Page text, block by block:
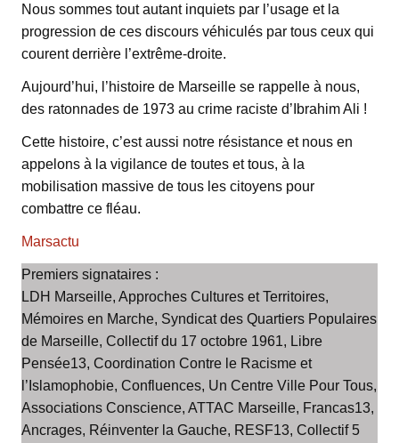
Nous sommes tout autant inquiets par l’usage et la
progression de ces discours véhiculés par tous ceux qui
courent derrière l’extrême-droite.
Aujourd’hui, l’histoire de Marseille se rappelle à nous,
des ratonnades de 1973 au crime raciste d’Ibrahim Ali !
Cette histoire, c’est aussi notre résistance et nous en
appelons à la vigilance de toutes et tous, à la
mobilisation massive de tous les citoyens pour
combattre ce fléau.
Marsactu
Premiers signataires :
LDH Marseille, Approches Cultures et Territoires,
Mémoires en Marche, Syndicat des Quartiers Populaires
de Marseille, Collectif du 17 octobre 1961, Libre
Pensée13, Coordination Contre le Racisme et
l’Islamophobie, Confluences, Un Centre Ville Pour Tous,
Associations Conscience, ATTAC Marseille, Francas13,
Ancrages, Réinventer la Gauche, RESF13, Collectif 5